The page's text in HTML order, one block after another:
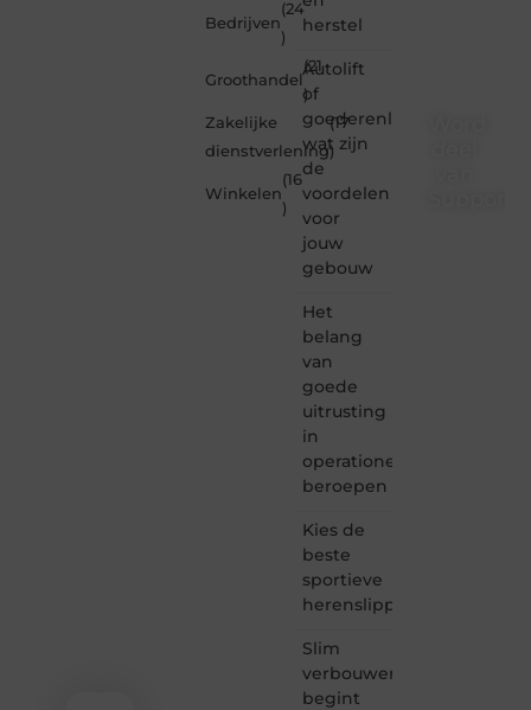
Bedrijven
(24
)
Groothandel
(21
)
Zakelijke
dienstverlening
(17
)
Winkelen
(16
)
herstel
Autolift
of
goederenliften
wat zijn
de
voordelen
voor
jouw
gebouw
Het
belang
van
goede
uitrusting
in
operationele
beroepen
Kies de
beste
sportieve
herenslippers
Slim
verbouwen
begint